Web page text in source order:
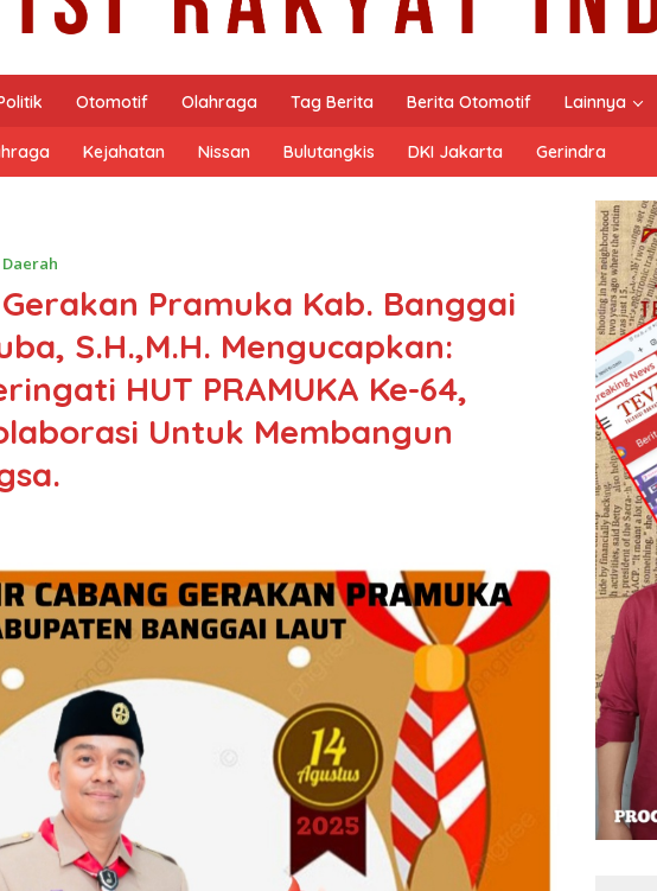
Otomotif Olahraga Tag Berita Berita Otomotif Lainnya
Kejahatan Nissan Bulutangkis DKI Jakarta Gerindra
Daerah
Pramuka Kab. Banggai
S.H.,M.H. Mengucapkan:
HUT PRAMUKA Ke-64,
Untuk Membangun